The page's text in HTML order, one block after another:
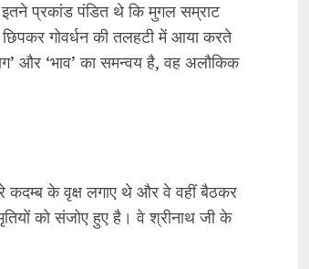
इतने प्रकांड पंडित थे कि मुगल सम्राट
गोवर्धन की तलहटी में आया करते
और ‘भाव’ का समन्वय है, वह अलौकिक
कदम्ब के वृक्ष लगाए थे और वे वहीं बैठकर
को संजोए हुए है। वे श्रीनाथ जी के